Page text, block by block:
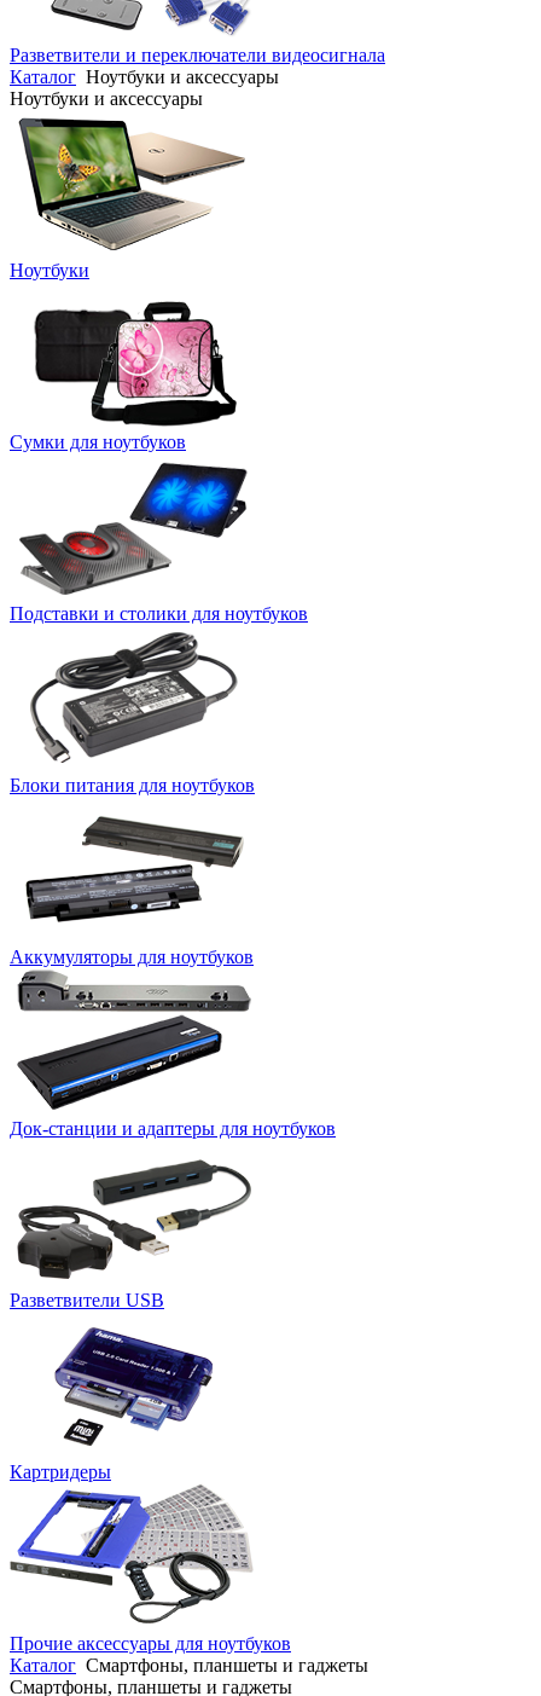
Разветвители и переключатели видеосигнала
Каталог Ноутбуки и аксессуары
Ноутбуки и аксессуары
Ноутбуки
Сумки для ноутбуков
Подставки и столики для ноутбуков
Блоки питания для ноутбуков
Аккумуляторы для ноутбуков
Док-станции и адаптеры для ноутбуков
Разветвители USB
Картридеры
Прочие аксессуары для ноутбуков
Каталог Смартфоны, планшеты и гаджеты
Смартфоны, планшеты и гаджеты